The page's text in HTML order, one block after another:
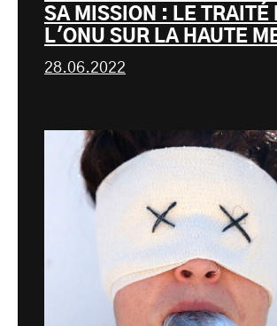
SA MISSION : LE TRAITÉ
L'ONU SUR LA HAUTE
28.06.2022